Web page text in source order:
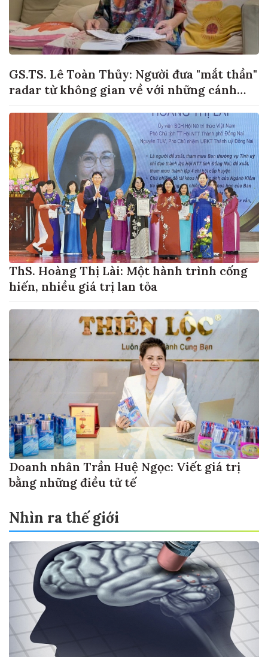
GS.TS. Lê Toàn Thủy: Người đưa "mắt thần"
radar từ không gian về với những cánh
ThS. Hoàng Thị Lài: Một hành trình cống
hiến, nhiều giá trị lan tỏa
Doanh nhân Trần Huệ Ngọc: Viết giá trị
bằng những điều tử tế
Nhìn ra thế giới